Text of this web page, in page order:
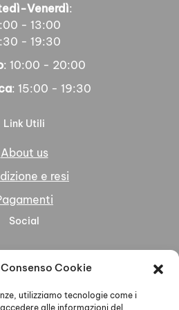
Cookie
utilizziamo tecnologie come i
alle informazioni del
Venerdì:
- 13:00
- 19:30
: 10:00 - 20:00
: 15:00 - 19:30
Link Utili
About us
e resi
Social